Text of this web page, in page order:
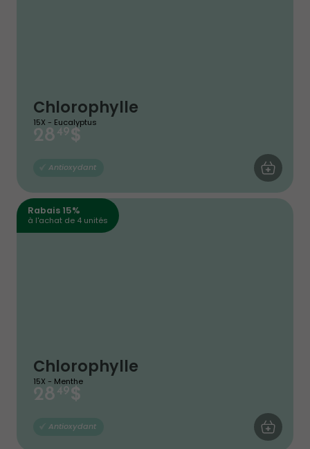
Chlorophylle
15X - Eucalyptus
28 49$
Antioxydant AJOUTER
Rabais 15%
à l'achat de 4 unités
Chlorophylle
15X - Menthe
28 49$
Antioxydant AJOUTER